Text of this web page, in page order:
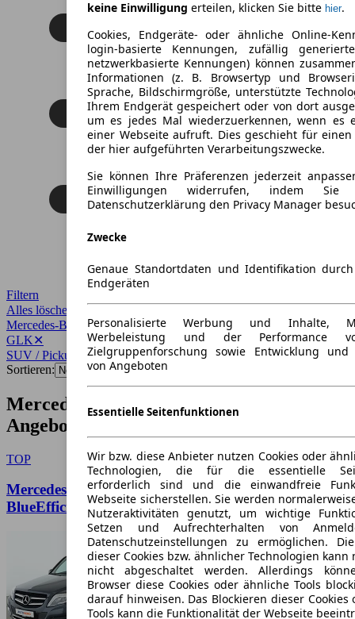
keine Einwilligung erteilen, klicken Sie bitte hier.
Cookies, Endgeräte- oder ähnliche Online-
login-basierte Kennungen, zufällig
netzwerkbasierte Kennungen) können
Informationen (z. B. Browsertyp und
Sprache, Bildschirmgröße, unterstützte
Ihrem Endgerät gespeichert oder von dort
um es jedes Mal wiederzuerkennen, wenn es
einer Webseite aufruft. Dies geschieht für
der hier aufgeführten Verarbeitungszwecke.
Sie können Ihre Präferenzen jederzeit
Einwilligungen widerrufen, indem
Datenschutzerklärung den Privacy Manager
Zwecke
Genaue Standortdaten und Identifikation
Endgeräten
Personalisierte Werbung und Inhalte,
Werbeleistung und der Performance
Zielgruppenforschung sowie Entwicklung und
von Angeboten
Essentielle Seitenfunktionen
Wir bzw. diese Anbieter nutzen Cookies oder
Technologien, die für die essentielle
erforderlich sind und die einwandfreie
Webseite sicherstellen. Sie werden
Nutzeraktivitäten genutzt, um wichtige
Setzen und Aufrechterhalten von
Datenschutzeinstellungen zu ermöglichen.
dieser Cookies bzw. ähnlicher Technologien kann
nicht abgeschaltet werden. Allerdings
Browser diese Cookies oder ähnliche Tools
darauf hinweisen. Das Blockieren dieser
Tools kann die Funktionalität der Webseite
Filtern
Alles löschen
Mercedes-Benz
✕
GLK✕
SUV / Pickup
Sortieren:
Mercedes-Benz GLK SUV / Pickup
Angebote
TOP
Mercedes-Benz GLK-Klasse GLK 220 CDI 4Matic
BlueEfficiency